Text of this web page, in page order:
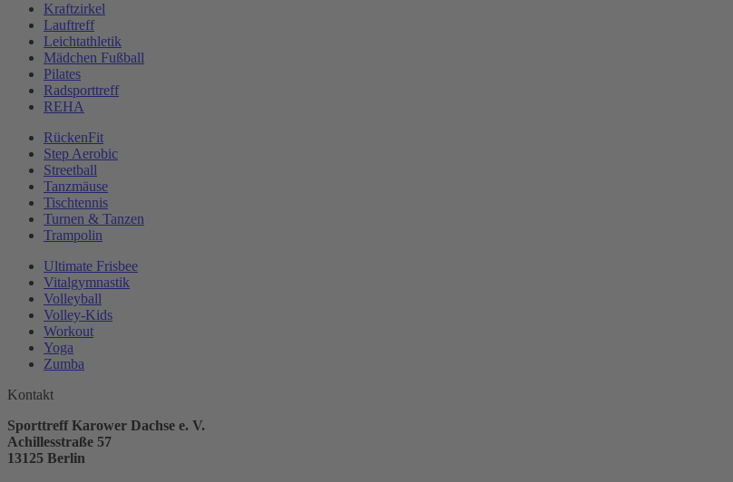
Kraftzirkel
Lauftreff
Leichtathletik
Mädchen Fußball
Pilates
Radsporttreff
REHA
RückenFit
Step Aerobic
Streetball
Tanzmäuse
Tischtennis
Turnen & Tanzen
Trampolin
Ultimate Frisbee
Vitalgymnastik
Volleyball
Volley-Kids
Workout
Yoga
Zumba
Kontakt
Sporttreff Karower Dachse e. V.
Achillesstraße 57
13125 Berlin